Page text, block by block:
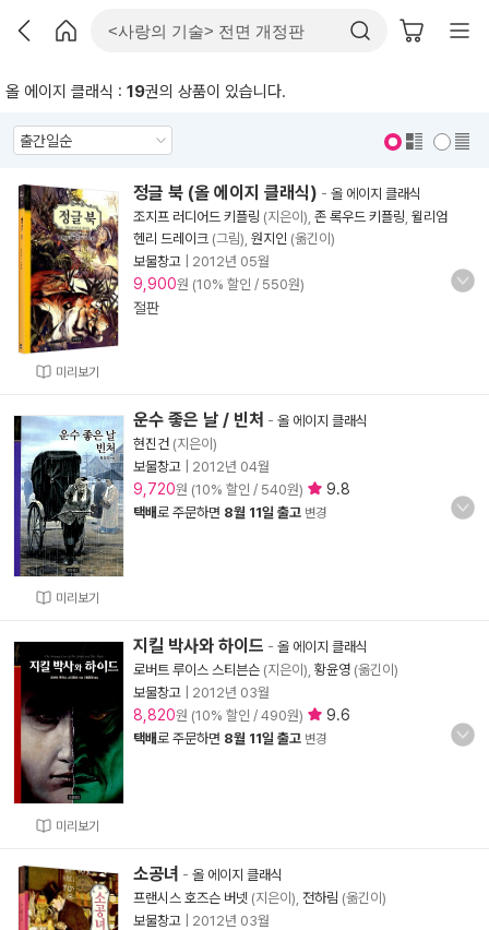
올 에이지 클래식 : 19권의 상품이 있습니다.
미리보기
정글 북 (올 에이지 클래식) - 올 에이지 클래식
조지프 러디어드 키플링 (지은이), 존 록우드 키플링 윌리엄
헨리 드레이크 (그림), 원지인 (옮긴이)
보물창고
2012년 05월
9,900원 (10% 할인 / 550원)
절판
미리보기
운수 좋은 날 / 빈처 - 올 에이지 클래식
현진건 (지은이)
보물창고
2012년 04월
9,720원 (10% 할인 / 540원) 9.8
택배로 주문하면 8월 11일 출고 변경
미리보기
지킬 박사와 하이드 - 올 에이지 클래식
로버트 루이스 스티븐슨 (지은이), 황윤영 (옮긴이)
보물창고
2012년 03월
8,820원 (10% 할인 / 490원) 9.6
택배로 주문하면 8월 11일 출고 변경
소공녀 - 올 에이지 클래식
프랜시스 호즈슨 버넷 (지은이), 전하림 (옮긴이)
보물창고
2012년 03월